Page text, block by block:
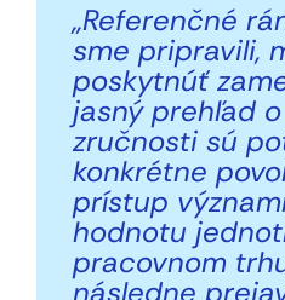
„Referenčné
sme pripravili,
poskytnúť
jasný prehľad
zručnosti sú
konkrétne
prístup
hodnotu
pracovnom